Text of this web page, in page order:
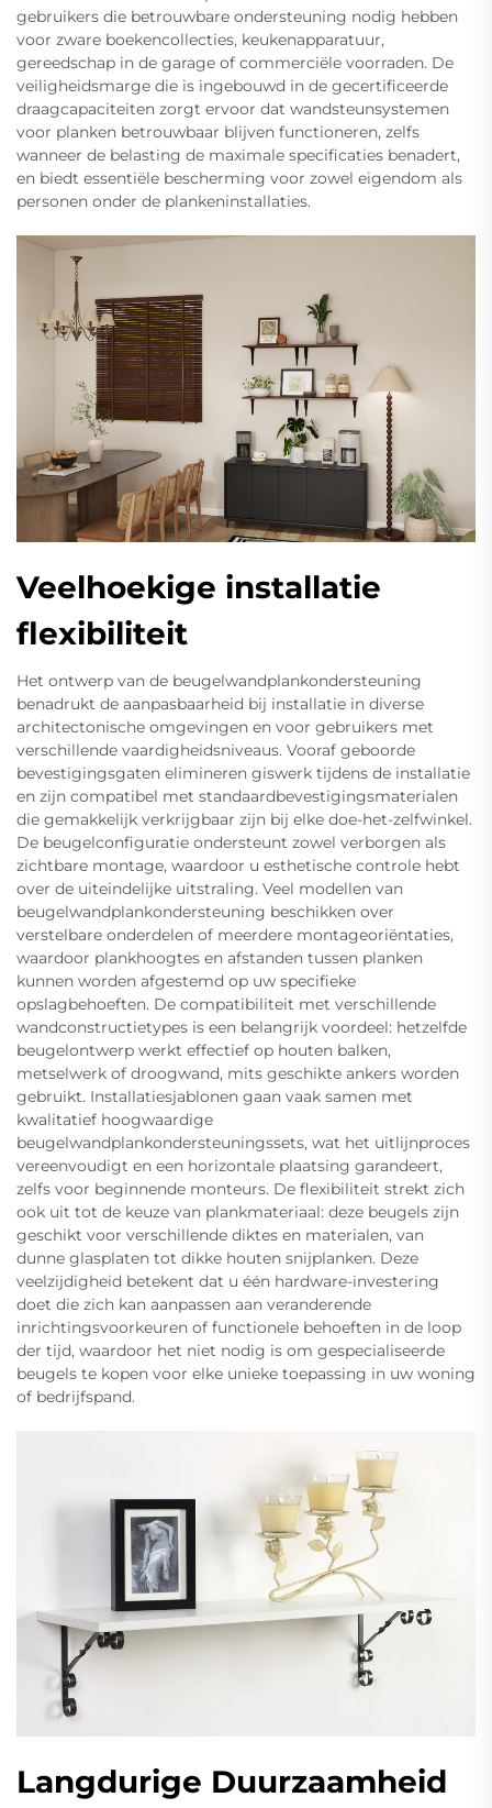
gebruikers die betrouwbare ondersteuning nodig hebben
voor zware boekencollecties, keukenapparatuur,
gereedschap in de garage of commerciële voorraden. De
veiligheidsmarge die is ingebouwd in de gecertificeerde
draagcapaciteiten zorgt ervoor dat wandsteunsystemen
voor planken betrouwbaar blijven functioneren, zelfs
wanneer de belasting de maximale specificaties benadert,
en biedt essentiële bescherming voor zowel eigendom als
personen onder de plankeninstallaties.
Veelhoekige installatie
flexibiliteit
Het ontwerp van de beugelwandplankondersteuning
benadrukt de aanpasbaarheid bij installatie in diverse
architectonische omgevingen en voor gebruikers met
verschillende vaardigheidsniveaus. Vooraf geboorde
bevestigingsgaten elimineren giswerk tijdens de installatie
en zijn compatibel met standaardbevestigingsmaterialen
die gemakkelijk verkrijgbaar zijn bij elke doe-het-zelfwinkel.
De beugelconfiguratie ondersteunt zowel verborgen als
zichtbare montage, waardoor u esthetische controle hebt
over de uiteindelijke uitstraling. Veel modellen van
beugelwandplankondersteuning beschikken over
verstelbare onderdelen of meerdere montageoriëntaties,
waardoor plankhoogtes en afstanden tussen planken
kunnen worden afgestemd op uw specifieke
opslagbehoeften. De compatibiliteit met verschillende
wandconstructietypes is een belangrijk voordeel: hetzelfde
beugelontwerp werkt effectief op houten balken,
metselwerk of droogwand, mits geschikte ankers worden
gebruikt. Installatiesjablonen gaan vaak samen met
kwalitatief hoogwaardige
beugelwandplankondersteuningssets, wat het uitlijnproces
vereenvoudigt en een horizontale plaatsing garandeert,
zelfs voor beginnende monteurs. De flexibiliteit strekt zich
ook uit tot de keuze van plankmateriaal: deze beugels zijn
geschikt voor verschillende diktes en materialen, van
dunne glasplaten tot dikke houten snijplanken. Deze
veelzijdigheid betekent dat u één hardware-investering
doet die zich kan aanpassen aan veranderende
inrichtingsvoorkeuren of functionele behoeften in de loop
der tijd, waardoor het niet nodig is om gespecialiseerde
beugels te kopen voor elke unieke toepassing in uw woning
of bedrijfspand.
Langdurige Duurzaamheid